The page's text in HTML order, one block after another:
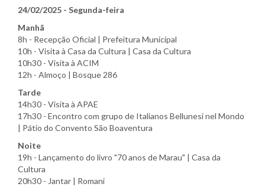
24/02/2025 - Segunda-feira
Manhã
8h - Recepção Oficial | Prefeitura Municipal
10h - Visita à Casa da Cultura | Casa da Cultura
10h30 - Visita à ACIM
12h - Almoço | Bosque 286
Tarde
14h30 - Visita à APAE
17h30 - Encontro com grupo de Italianos Bellunesi nel Mondo
| Pátio do Convento São Boaventura
Noite
19h - Lançamento do livro "70 anos de Marau" | Casa da
Cultura
20h30 - Jantar | Romani